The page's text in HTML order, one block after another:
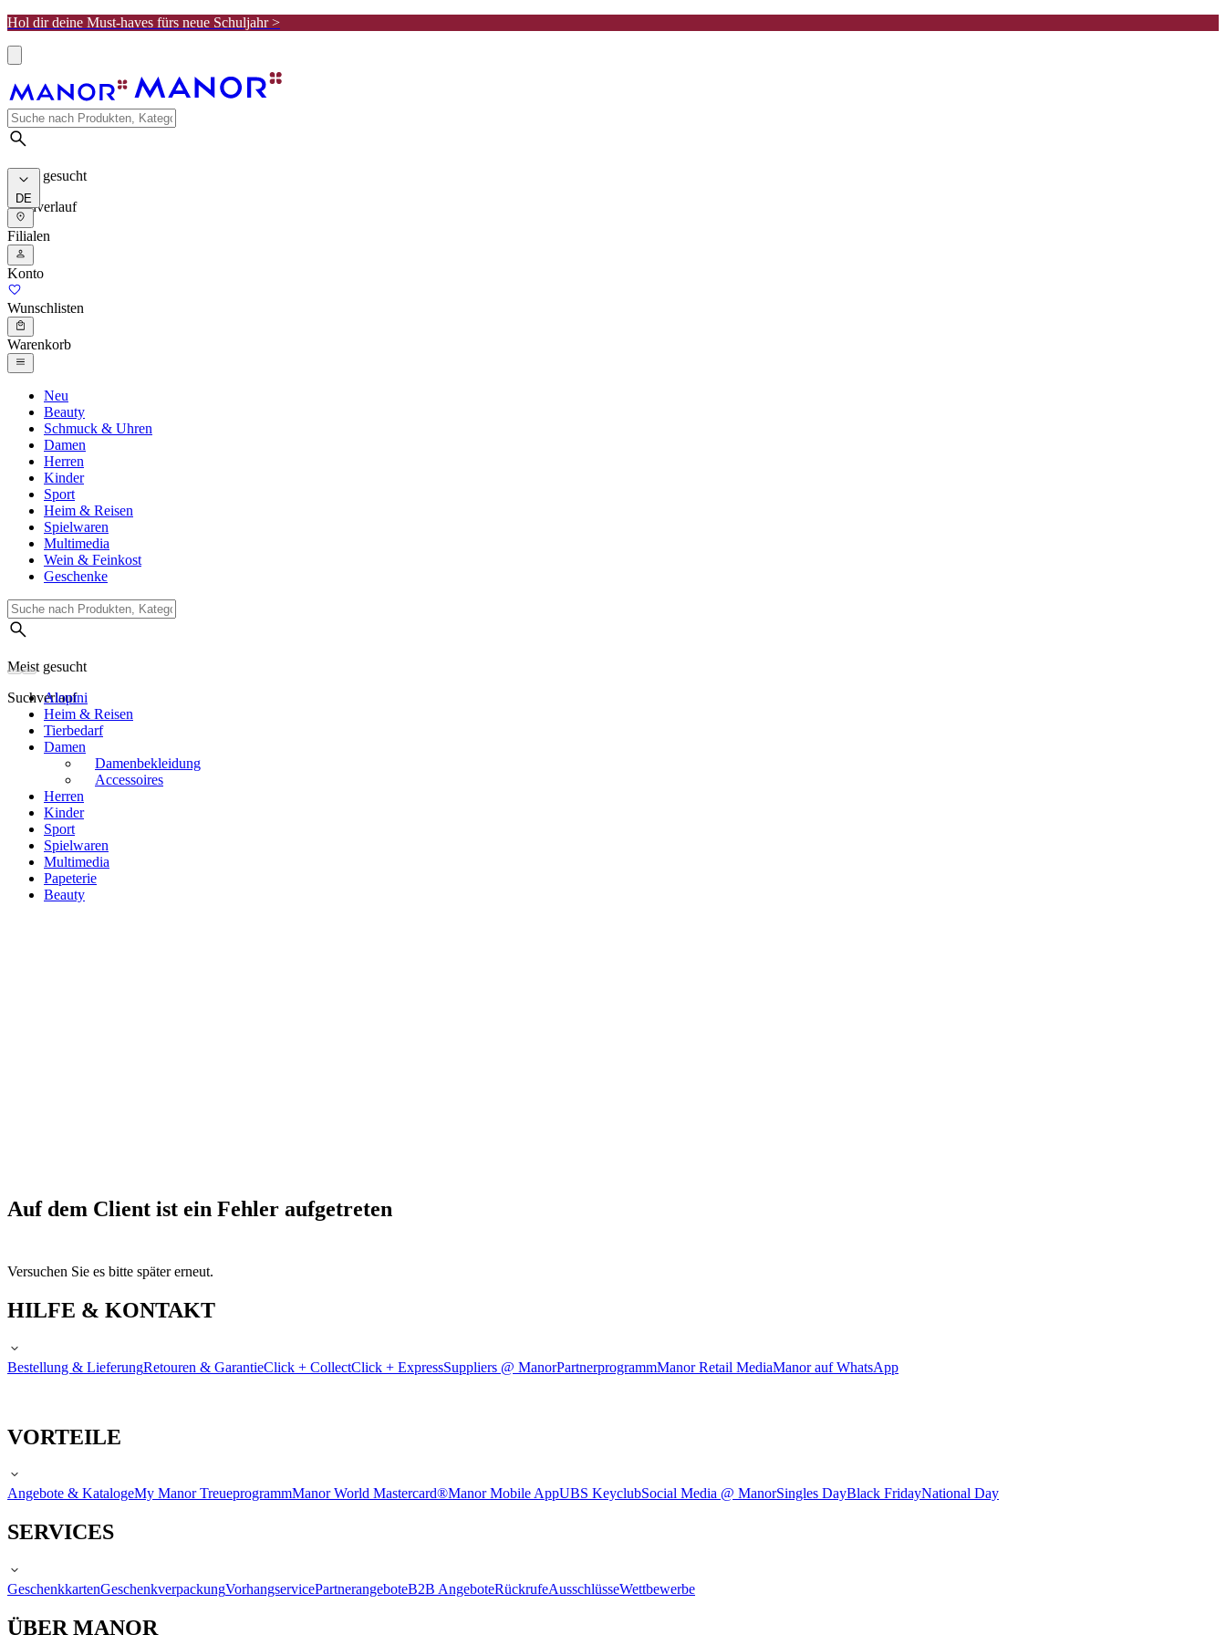
Hol dir deine Must-haves fürs neue Schuljahr >
Meist gesucht
Suchverlauf
DE
Filialen
Konto
Wunschlisten
Warenkorb
Neu
Beauty
Schmuck & Uhren
Damen
Herren
Kinder
Sport
Heim & Reisen
Spielwaren
Multimedia
Wein & Feinkost
Geschenke
Meist gesucht
Suchverlauf
Alopini
Heim & Reisen
Tierbedarf
Damen
Damenbekleidung
Accessoires
Herren
Kinder
Sport
Spielwaren
Multimedia
Papeterie
Beauty
Auf dem Client ist ein Fehler aufgetreten
Versuchen Sie es bitte später erneut.
HILFE & KONTAKT
Bestellung & LieferungRetouren & GarantieClick + CollectClick + ExpressSuppliers @ ManorPartnerprogrammManor Retail MediaManor auf WhatsApp
VORTEILE
Angebote & KatalogeMy Manor TreueprogrammManor World Mastercard®Manor Mobile AppUBS KeyclubSocial Media @ ManorSingles DayBlack FridayNational Day
SERVICES
GeschenkkartenGeschenkverpackungVorhangservicePartnerangeboteB2B AngeboteRückrufeAusschlüsseWettbewerbe
ÜBER MANOR